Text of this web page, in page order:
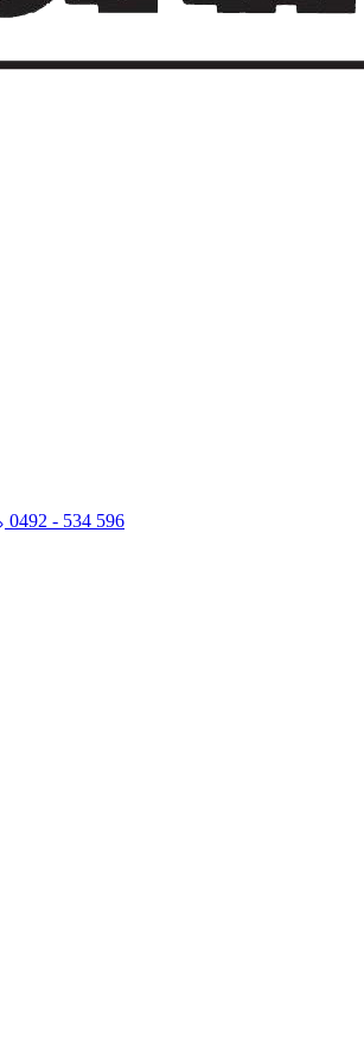
0492 - 534 596